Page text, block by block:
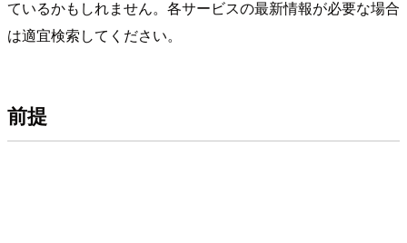
ているかもしれません。各サービスの最新情報が必要な場合
は適宜検索してください。
前提